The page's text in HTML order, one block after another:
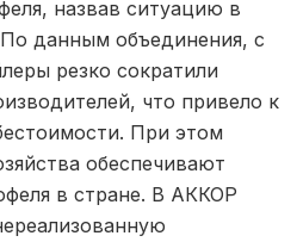
назвав ситуацию в
данным объединения, с
резко сократили
что привело к
При этом
обеспечивают
в стране. В АККОР